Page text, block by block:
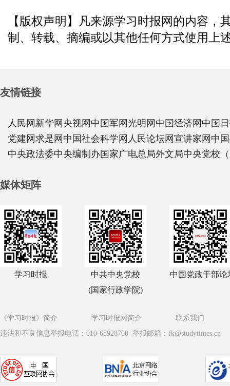
【版权声明】凡来源学习时报网的内容
制、转载、摘编或以其他任何方式使用上
友情链接
人民网 新华网 央视网 中国军网 光明网 中国经济网 中国
党建网 求是网 中国社会科学网 人民论坛网 宣讲家网 中
中央政法委中央编制办国家广电总局外文局中央党校
媒体矩阵
学习时报
中共中央党校
(国家行政学院)
中国党政干部论
《学习时报》简介 学习时报网简介
联系我们
违法和不良信息举报电话：010-68928700 举报邮箱：fk@studytimes.cn